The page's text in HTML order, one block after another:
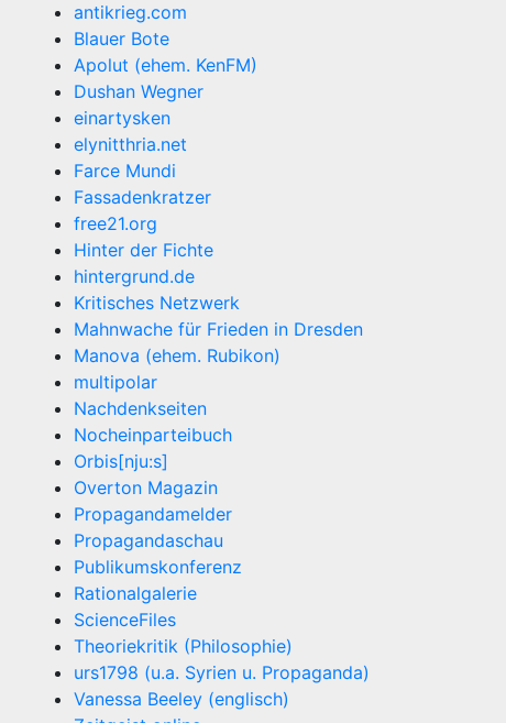
antikrieg.com
Blauer Bote
Apolut (ehem. KenFM)
Dushan Wegner
einartysken
elynitthria.net
Farce Mundi
Fassadenkratzer
free21.org
Hinter der Fichte
hintergrund.de
Kritisches Netzwerk
Mahnwache für Frieden in Dresden
Manova (ehem. Rubikon)
multipolar
Nachdenkseiten
Nocheinparteibuch
Orbis[nju:s]
Overton Magazin
Propagandamelder
Propagandaschau
Publikumskonferenz
Rationalgalerie
ScienceFiles
Theoriekritik (Philosophie)
urs1798 (u.a. Syrien u. Propaganda)
Vanessa Beeley (englisch)